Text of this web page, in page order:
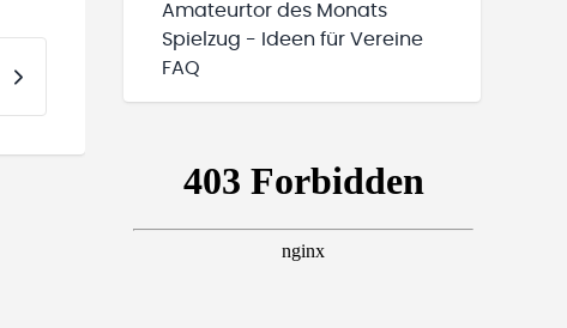
Amateurtor des Monats
Spielzug - Ideen für Vereine
FAQ